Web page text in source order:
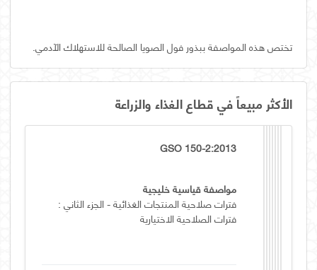
تختص هذه المواصفة ببذور فول الصويا الصالحة للاستهلاك الآدمي.
الأكثر مبيعاً في قطاع الغذاء والزراعة
GSO 150-2:2013
مواصفة قياسية خليجية
فترات صلاحية المنتجات الغذائية - الجزء الثاني :
فترات الصلاحية الاختيارية